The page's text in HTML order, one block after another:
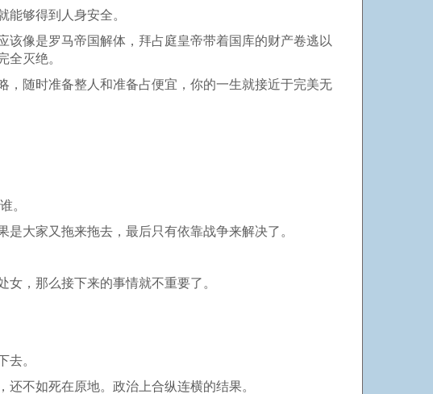
够得到人身安全。
像是罗马帝国解体，拜占庭皇帝带着国库的财产卷逃以
全灭绝。
随时准备整人和准备占便宜，你的一生就接近于完美无
。
大家又拖来拖去，最后只有依靠战争来解决了。
，那么接下来的事情就不重要了。
去。
不如死在原地。政治上合纵连横的结果。